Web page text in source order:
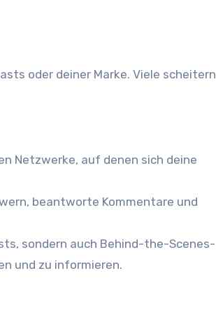
oder deiner Marke. Viele scheitern
Netzwerke, auf denen sich deine
beantworte Kommentare und
sondern auch Behind-the-Scenes-
und zu informieren.